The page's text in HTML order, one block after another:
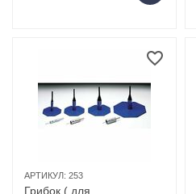
АРТИКУЛ: 253
Грибок ( для